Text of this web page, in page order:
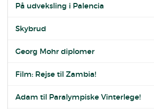
På udveksling i Palencia
Skybrud
Georg Mohr diplomer
Film: Rejse til Zambia!
Adam til Paralympiske Vinterlege!